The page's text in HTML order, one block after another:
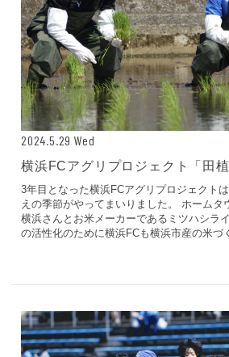
2024.5.29 Wed
横浜FCアグリプロジェクト「田植
3年目となった横浜FCアグリプロジェクト
えの季節がやってまいりました。 ホームタ
横浜さんとお米メーカーであるミツハシラ
の活性化のために横浜FCも横浜市産の米づ
スタッフも田植えに参加。 田植え長靴を
下選手はコツを掴む吸収力も高く器用な手
え、足跡の穴や大きな水たまりを周りの土
た。 田植えが終わった田んぼを眺めると、